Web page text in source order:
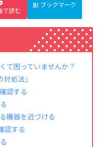
で読む
ブックマーク
困っていませんか？
処法」
認する
機器を近づける
認する